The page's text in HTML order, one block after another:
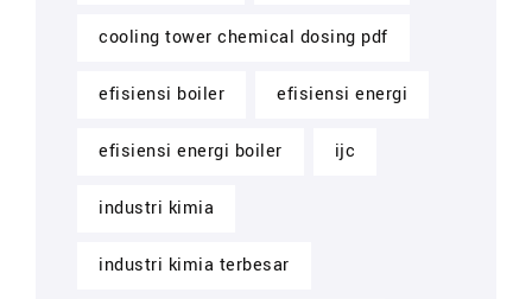
cooling tower chemical dosing pdf
efisiensi boiler efisiensi energi
efisiensi energi boiler ijc
industri kimia
industri kimia terbesar